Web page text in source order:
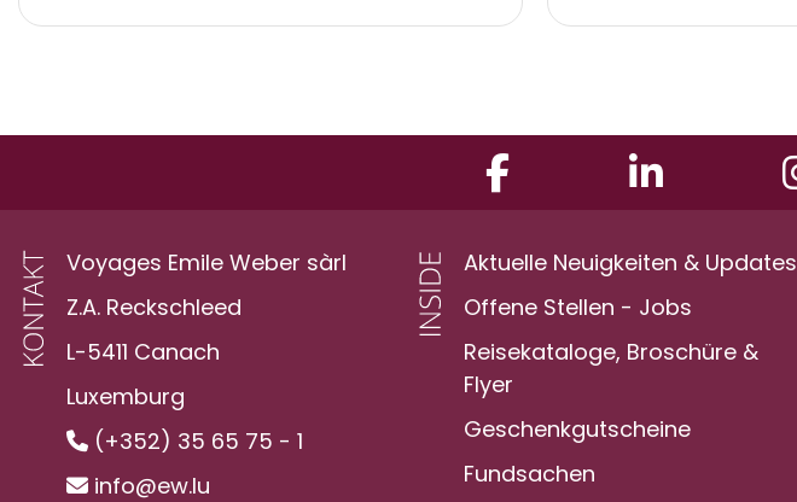
Voyages Emile Weber sàrl
Z.A. Reckschleed
L-5411 Canach
Luxemburg
(+352) 35 65 75 - 1
info@ew.lu
Aktuelle Neuigkeiten & Updates
Offene Stellen - Jobs
Reisekataloge, Broschüre &
Flyer
Geschenkgutscheine
Fundsachen